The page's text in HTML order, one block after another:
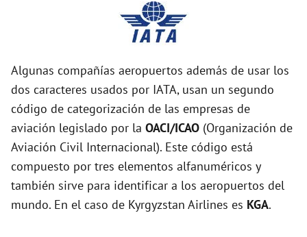
Algunas compañías aeropuertos además de usar los
dos caracteres usados por IATA, usan un segundo
código de categorización de las empresas de
aviación legislado por la OACI/ICAO (Organización de
Aviación Civil Internacional). Este código está
compuesto por tres elementos alfanuméricos y
también sirve para identificar a los aeropuertos del
mundo. En el caso de Kyrgyzstan Airlines es KGA.